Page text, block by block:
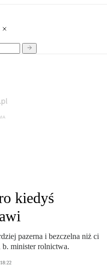
kiedyś
pazerna i bezczelna niż ci
minister rolnictwa.